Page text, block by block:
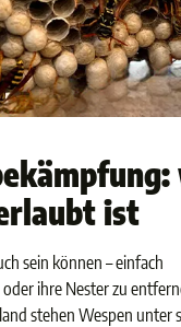
ist
sein können – einfach
ihre Nester zu
stehen Wespen unter